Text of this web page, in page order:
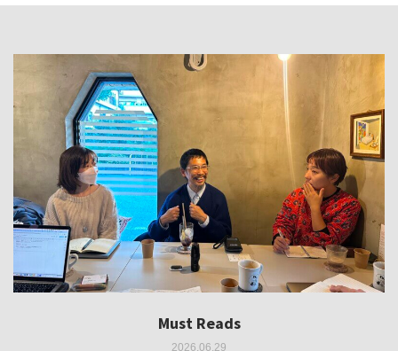
Must Reads
2026.06.29
Must Reads
2026.05.14
Must Reads
2026.03.11
Must Reads
2026.02.25
Must Reads
2025.10.01